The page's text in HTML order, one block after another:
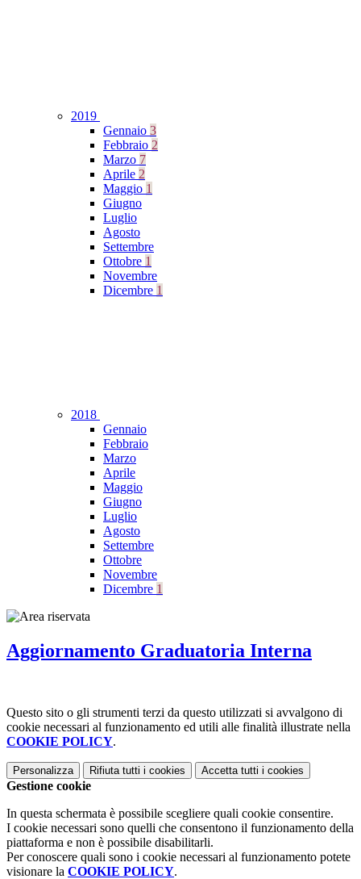
2019
Gennaio 3
Febbraio 2
Marzo 7
Aprile 2
Maggio 1
Giugno
Luglio
Agosto
Settembre
Ottobre 1
Novembre
Dicembre 1
2018
Gennaio
Febbraio
Marzo
Aprile
Maggio
Giugno
Luglio
Agosto
Settembre
Ottobre
Novembre
Dicembre 1
Aggiornamento Graduatoria Interna
Questo sito o gli strumenti terzi da questo utilizzati si avvalgono di
cookie necessari al funzionamento ed utili alle finalità illustrate nella
COOKIE POLICY.
Personalizza Rifiuta tutti i cookies Accetta tutti i cookies
Gestione cookie
In questa schermata è possibile scegliere quali cookie consentire.
I cookie necessari sono quelli che consentono il funzionamento della
piattaforma e non è possibile disabilitarli.
Per conoscere quali sono i cookie necessari al funzionamento potete
visionare la COOKIE POLICY.